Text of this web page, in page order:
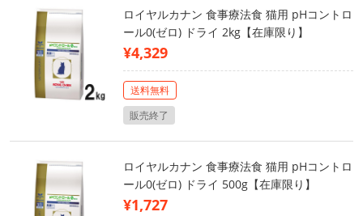
ロイヤルカナン 食事療法食 猫用 pHコントロ
ール0(ゼロ) ドライ 2kg【在庫限り】
¥4,329
送料無料
販売終了
ロイヤルカナン 食事療法食 猫用 pHコントロ
ール0(ゼロ) ドライ 500g【在庫限り】
¥1,727